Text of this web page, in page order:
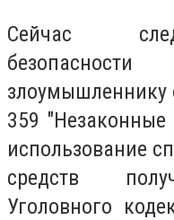
Сейчас
злоумышленнику
359 "Незаконные
использование
средств
Уголовного